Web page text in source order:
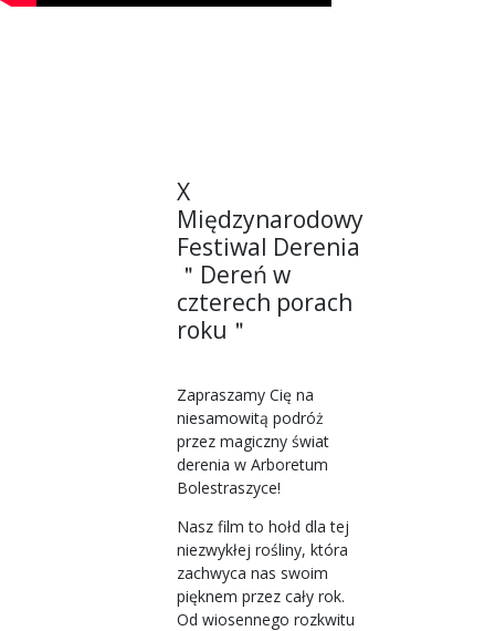
X
Międzynarodowy
Festiwal Derenia
＂Dereń w
czterech porach
roku＂
Zapraszamy Cię na
niesamowitą podróż
przez magiczny świat
derenia w Arboretum
Bolestraszyce!
Nasz film to hołd dla tej
niezwykłej rośliny, która
zachwyca nas swoim
pięknem przez cały rok.
Od wiosennego rozkwitu